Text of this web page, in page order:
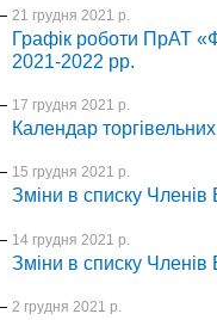
21 грудня 2021 р.
Графік роботи ПрАТ
2021-2022 рр.
17 грудня 2021 р.
Календар
15 грудня 2021 р.
Зміни в списку Членів
14 грудня 2021 р.
Зміни в списку Членів
2 грудня 2021 р.